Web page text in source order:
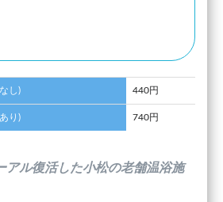
し) 440円
り) 740円
アル復活した小松の老舗温浴施